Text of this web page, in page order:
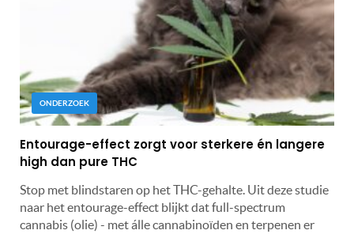
ONDERZOEK
Entourage-effect zorgt voor sterkere én langere
high dan pure THC
Stop met blindstaren op het THC-gehalte. Uit deze studie
naar het entourage-effect blijkt dat full-spectrum
cannabis (olie) - met álle cannabinoïden en terpenen er